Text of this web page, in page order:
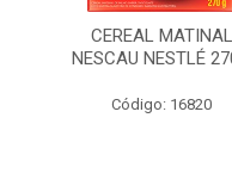
CEREAL MATINAL
NESCAU NESTLÉ
Código: 16820